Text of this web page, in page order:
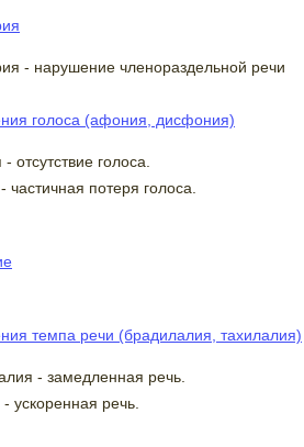
- нарушение членораздельной речи
голоса (афония, дисфония)
отсутствие голоса.
потеря голоса.
темпа речи (брадилалия, тахилалия)
- замедленная речь.
ускоренная речь.